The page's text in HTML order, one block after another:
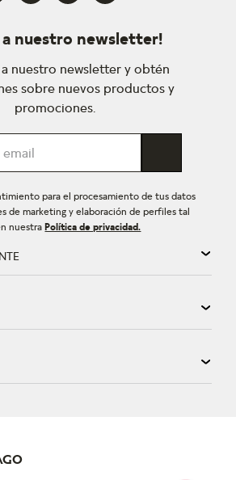
a nuestro newsletter!
nuestro newsletter y obtén
sobre nuevos productos y
promociones.
para el procesamiento de tus datos
de marketing y elaboración de perfiles tal
nuestraPolítica de privacidad.